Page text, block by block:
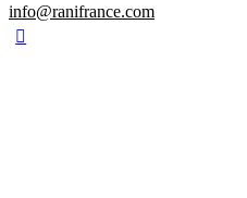
info@ranifrance.com